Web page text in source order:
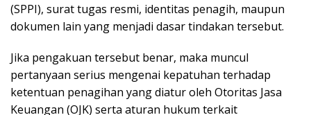
(SPPI), surat tugas resmi, identitas penagih, maupun
dokumen lain yang menjadi dasar tindakan tersebut.
Jika pengakuan tersebut benar, maka muncul
pertanyaan serius mengenai kepatuhan terhadap
ketentuan penagihan yang diatur oleh Otoritas Jasa
Keuangan (OJK) serta aturan hukum terkait